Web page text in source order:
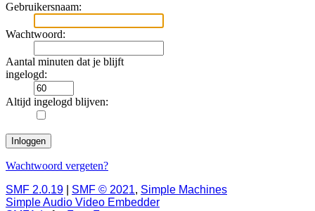
Gebruikersnaam:
Wachtwoord:
Aantal minuten dat je blijft
ingelogd:
Altijd ingelogd blijven:
Wachtwoord vergeten?
SMF 2.0.19
SMF © 2021, Simple Machines
Simple Audio Video Embedder